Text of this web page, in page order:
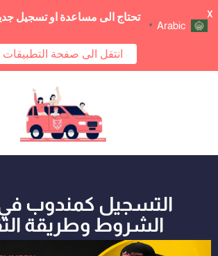
التسجيل كمندوب
الشروط وطريقة
Arabic
▼
تحتاج الى مساعدة او تسجيل
انتقل الى صفحة التطبيقات
X